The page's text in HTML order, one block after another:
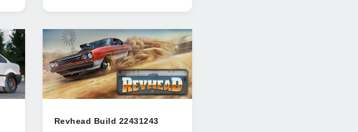
Revhead Build 22431243